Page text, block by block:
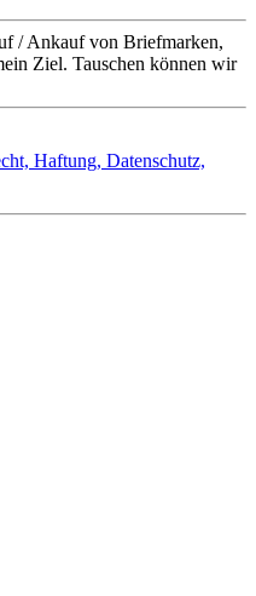
/ Ankauf von Briefmarken,
Ziel. Tauschen können wir
Haftung, Datenschutz,